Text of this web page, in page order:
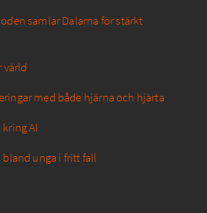
samlar Dalarna för stärkt
värld
med både hjärna och hjärta
AI
unga i fritt fall